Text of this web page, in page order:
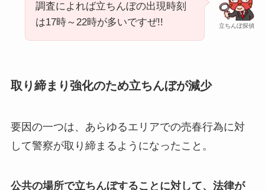
立ちんぼ探偵
調査によれば立ちんぼの出現時刻
は17時～22時が多いですぜ!!
取り締まり強化のため立ちんぼが減少
要因の一つは、あらゆるエリアでの売春行為に対
して警察が取り締まるようになったこと。
公共の場所で立ちんぼすることに対して、法律が